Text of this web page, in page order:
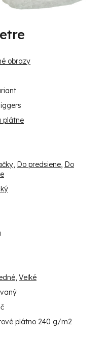
obrazy
plátne
, Do predsiene, Do
, Veľké
plátno 240 g/m2